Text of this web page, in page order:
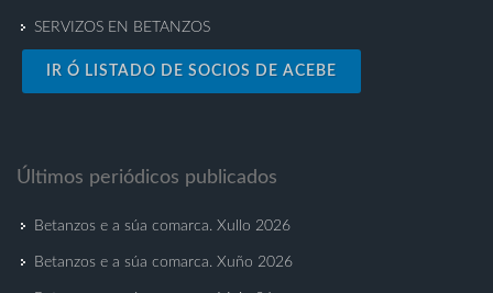
SERVIZOS EN BETANZOS
IR Ó LISTADO DE SOCIOS DE ACEBE
Últimos periódicos publicados
Betanzos e a súa comarca. Xullo 2026
Betanzos e a súa comarca. Xuño 2026